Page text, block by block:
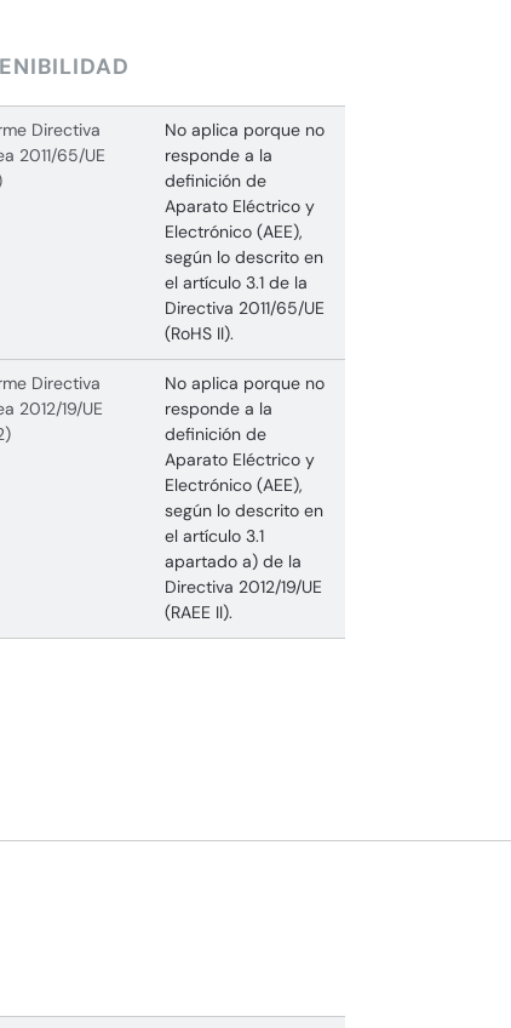
Directiva
2011/65/UE
No aplica porque no
responde a la
definición de
Aparato Eléctrico y
Electrónico (AEE),
según lo descrito en
el artículo 3.1 de la
Directiva 2011/65/UE
(RoHS II).
Directiva
2012/19/UE
No aplica porque no
responde a la
definición de
Aparato Eléctrico y
Electrónico (AEE),
según lo descrito en
el artículo 3.1
apartado a) de la
Directiva 2012/19/UE
(RAEE II).